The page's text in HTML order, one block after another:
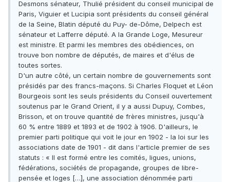
Desmons sénateur, Thulié président du conseil municipal de
Paris, Viguier et Lucipia sont présidents du conseil général
de la Seine, Blatin député du Puy- de-Dôme, Delpech est
sénateur et Lafferre député. A la Grande Loge, Mesureur
est ministre. Et parmi les membres des obédiences, on
trouve bon nombre de députés, de maires et d'élus de
toutes sortes.
D'un autre côté, un certain nombre de gouvernements sont
présidés par des francs-maçons. Si Charles Floquet et Léon
Bourgeois sont les seuls présidents du Conseil ouvertement
soutenus par le Grand Orient, il y a aussi Dupuy, Combes,
Brisson, et on trouve quantité de frères ministres, jusqu'à
60 % entre 1889 et 1893 et de 1902 à 1906. D'ailleurs, le
premier parti politique qui voit le jour en 1902 - la loi sur les
associations date de 1901 - dit dans l'article premier de ses
statuts : « Il est formé entre les comités, ligues, unions,
fédérations, sociétés de propagande, groupes de libre-
pensée et loges […], une association dénommée parti